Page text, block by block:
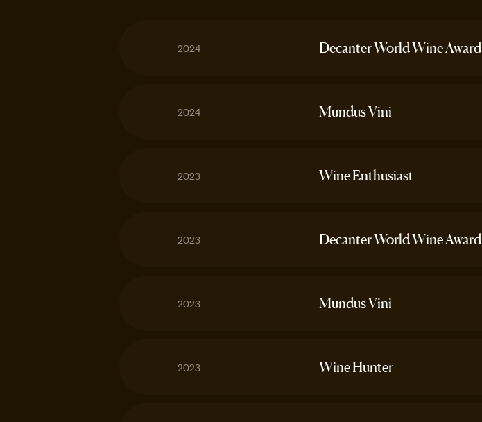
2024 Decanter World Wine Award
2024 Mundus Vini
2023 Wine Enthusiast
2023 Decanter World Wine Award
2023 Mundus Vini
2023 Wine Hunter